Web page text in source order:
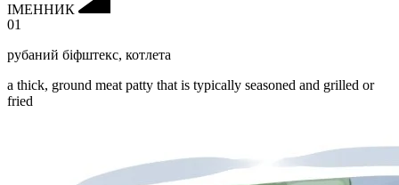
ІМЕННИК
01
рубаний біфштекс, котлета
a thick, ground meat patty that is typically seasoned and grilled or
fried